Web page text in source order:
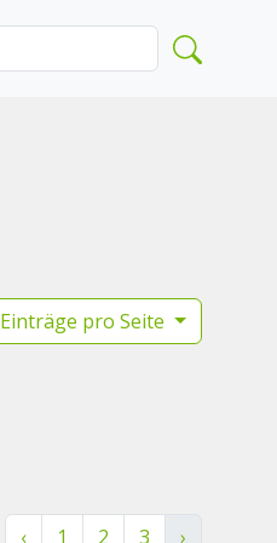
Einträge pro Seite
‹ 1 2 3 ›